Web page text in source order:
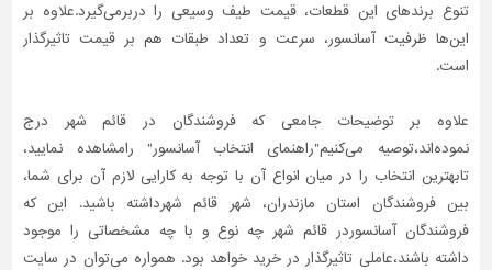
تنوع برندهای این قطعات، قیمت طیف وسیعی را دربرمی‌گیرد.علاوه بر
این‌ها ظرفیت آسانسور، سرعت و تعداد طبقات هم بر قیمت تاثیرگذار
است.
علاوه بر توضیحات جامعی که فروشندگان در قائم شهر درج
نموده‌اند،توصیه می‌کنیم"راهنمای انتخاب آسانسور" رامشاهده نمایید،
تابهترین انتخاب را در میان انواع آن با توجه به کارایی لازم آن برای شما،
بین فروشندگان استان مازندران، شهر قائم شهرداشته باشید. این که
فروشندگان آسانسوردر قائم شهر چه نوع و با چه مشخصاتی را موجود
داشته باشند،عاملی تاثیر‌گذار در خرید خواهد بود. همواره می‌توان در سایت